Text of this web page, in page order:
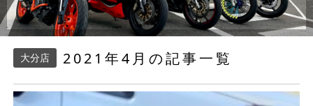
大分店 2021年4月の記事一覧